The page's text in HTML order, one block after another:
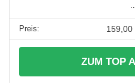
159,00
ZUM TOP